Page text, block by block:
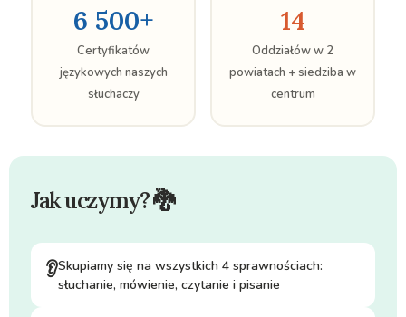
6 500+
Certyfikatów
językowych naszych
słuchaczy
14
Oddziałów w 2
powiatach + siedziba w
centrum
Jak uczymy? 🐉
👂Skupiamy się na wszystkich 4 sprawnościach:
słuchanie, mówienie, czytanie i pisanie